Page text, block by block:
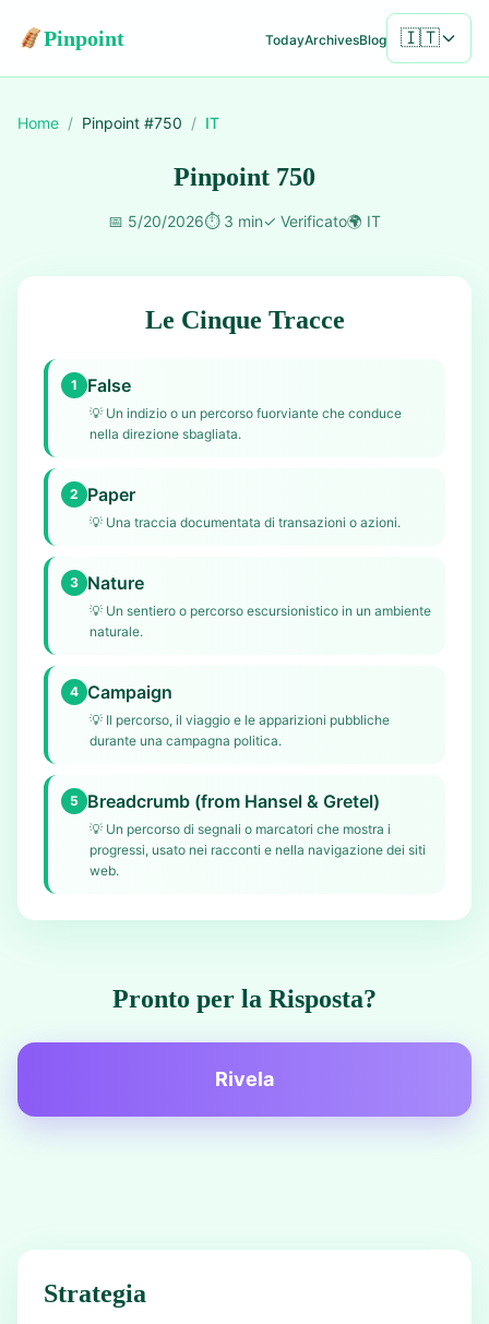
Pinpoint TodayArchivesBlog 🇮🇹
Home / Pinpoint #750 / IT
Pinpoint 750
📅 5/20/2026⏱️ 3 min✓ Verificato🌍 IT
Le Cinque Tracce
1 False
💡 Un indizio o un percorso fuorviante che conduce
nella direzione sbagliata.
2 Paper
💡 Una traccia documentata di transazioni o azioni.
3 Nature
💡 Un sentiero o percorso escursionistico in un ambiente
naturale.
4 Campaign
💡 Il percorso, il viaggio e le apparizioni pubbliche
durante una campagna politica.
5 Breadcrumb (from Hansel & Gretel)
💡 Un percorso di segnali o marcatori che mostra i
progressi, usato nei racconti e nella navigazione dei siti
web.
Pronto per la Risposta?
Rivela
Strategia